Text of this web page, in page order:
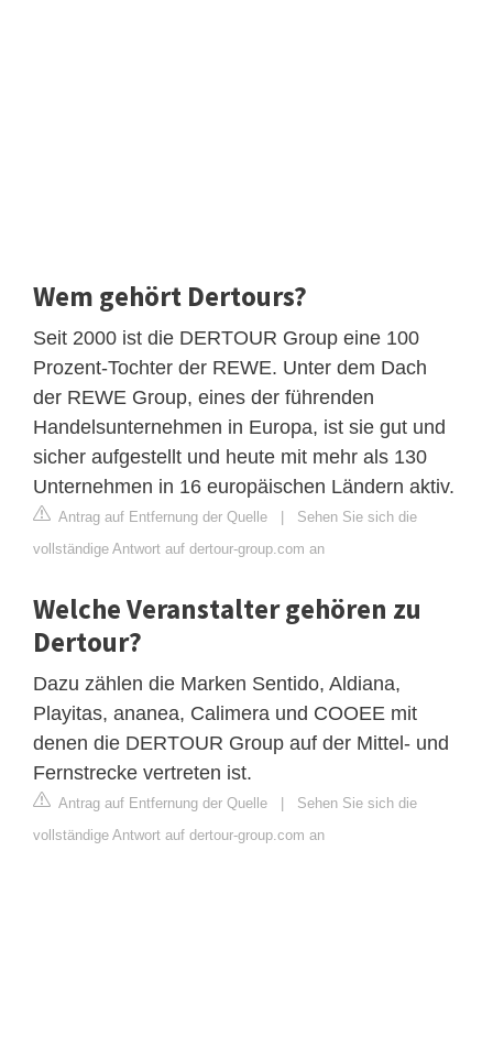
Wem gehört Dertours?
Seit 2000 ist die DERTOUR Group eine 100
Prozent-Tochter der REWE. Unter dem Dach
der REWE Group, eines der führenden
Handelsunternehmen in Europa, ist sie gut und
sicher aufgestellt und heute mit mehr als 130
Unternehmen in 16 europäischen Ländern aktiv.
Antrag auf Entfernung der Quelle
Sehen Sie sich die
vollständige Antwort auf dertour-group.com an
Welche Veranstalter gehören zu
Dertour?
Dazu zählen die Marken Sentido, Aldiana,
Playitas, ananea, Calimera und COOEE mit
denen die DERTOUR Group auf der Mittel- und
Fernstrecke vertreten ist.
Antrag auf Entfernung der Quelle
Sehen Sie sich die
vollständige Antwort auf dertour-group.com an